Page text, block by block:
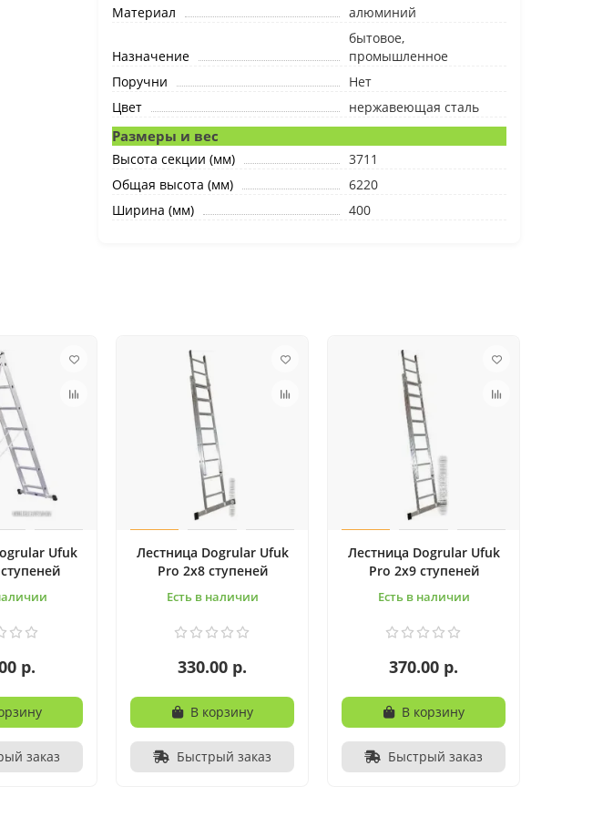
Материал
алюминий
Назначение
бытовое,
промышленное
Поручни
Нет
Цвет
нержавеющая сталь
Размеры и вес
Высота секции (мм)
3711
Общая высота (мм)
6220
Ширина (мм)
400
Ufuk
р.
заказ
Лестница Dogrular Ufuk
Pro 2x8 ступеней
Есть в наличии
330.00 р.
В корзину
Быстрый заказ
Лестница Dogrular Ufuk
Pro 2x9 ступеней
Есть в наличии
370.00 р.
В корзину
Быстрый заказ